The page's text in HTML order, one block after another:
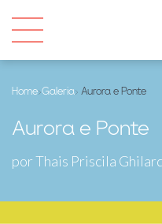
Home›Galeria› Aurora e Ponte
Aurora e Ponte
por Thais Priscila